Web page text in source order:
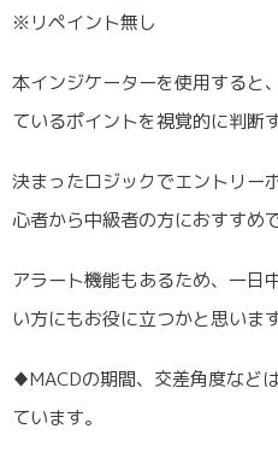
※リペイント無し
本インジケーターを使用すると
ているポイントを視覚的に判断
決まったロジックでエントリー
心者から中級者の方におすすめで
アラート機能もあるため、一日
い方にもお役に立つかと思います
♦MACDの期間、交差角度など
ています。